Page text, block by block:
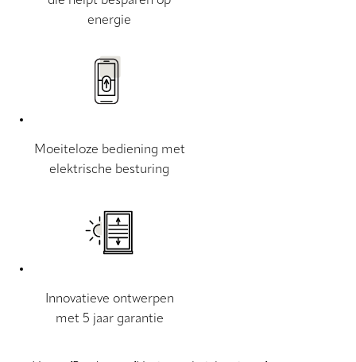
energie
Moeiteloze bediening met
elektrische besturing
Innovatieve ontwerpen
met 5 jaar garantie